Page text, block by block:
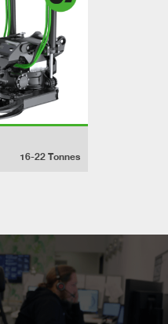
16-22 Tonnes